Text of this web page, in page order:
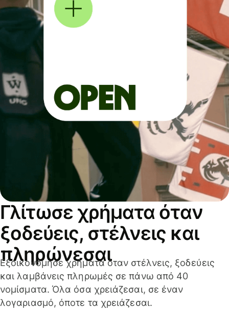
Γλίτωσε χρήματα όταν
ξοδεύεις, στέλνεις και
πληρώνεσαι
Εξοικονόμησε χρήματα όταν στέλνεις, ξοδεύεις
και λαμβάνεις πληρωμές σε πάνω από 40
νομίσματα. Όλα όσα χρειάζεσαι, σε έναν
λογαριασμό, όποτε τα χρειάζεσαι.